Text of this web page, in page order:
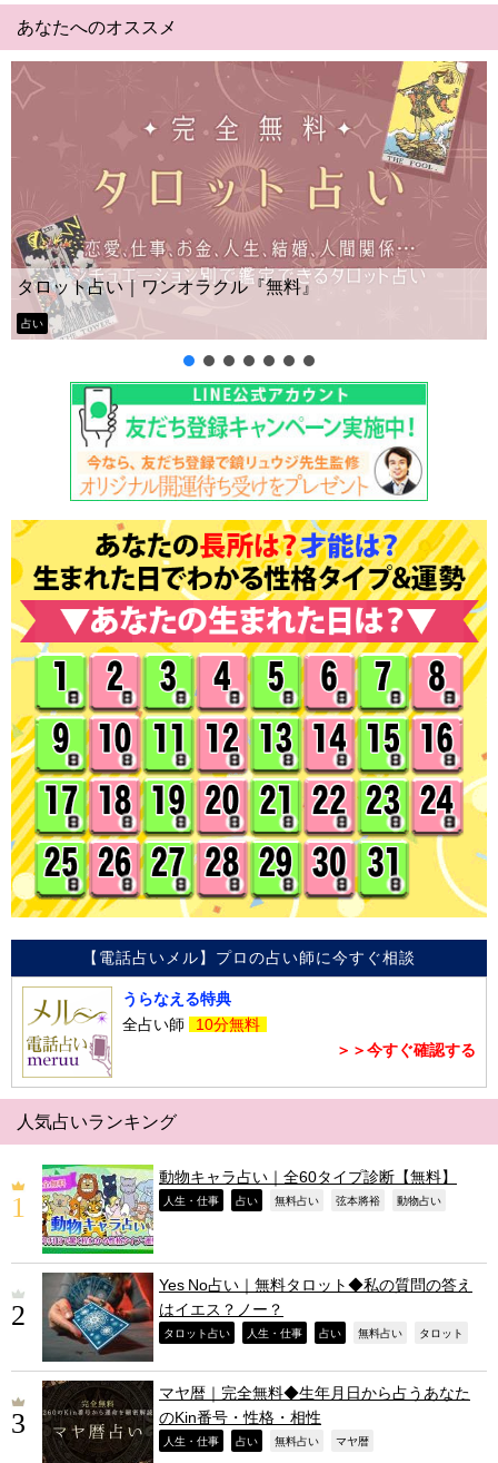
あなたへのオススメ
Yes No占い｜無料タロット◆私の質問の答
ー？
【電話占いメル】プロの占い師に今すぐ相談
うらなえる特典
全占い師
10分無料
＞＞今すぐ確認する
人気占いランキング
動物キャラ占い｜全60タイプ診断【無料】
人生・仕事 占い 無料占い 弦本將裕 動物占い
Yes No占い｜無料タロット◆私の質問の答え
はイエス？ノー？
タロット占い 人生・仕事 占い 無料占い タロット
マヤ暦｜完全無料◆生年月日から占うあなた
のKin番号・性格・相性
人生・仕事 占い 無料占い マヤ暦